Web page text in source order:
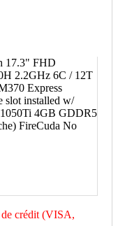
17.3" FHD
2.2GHz 6C / 12T
Express
slot installed w/
4GB GDDR5
FireCuda No
de crédit (VISA,